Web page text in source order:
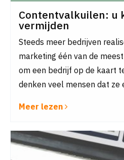
Contentvalkuilen: u
vermijden
Steeds meer bedrijven
marketing één van de
om een bedrijf op de kaart
denken veel mensen dat ze
Meer lezen